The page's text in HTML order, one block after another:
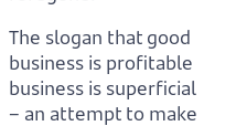
The slogan that good
business is profitable
business is superficial
– an attempt to make